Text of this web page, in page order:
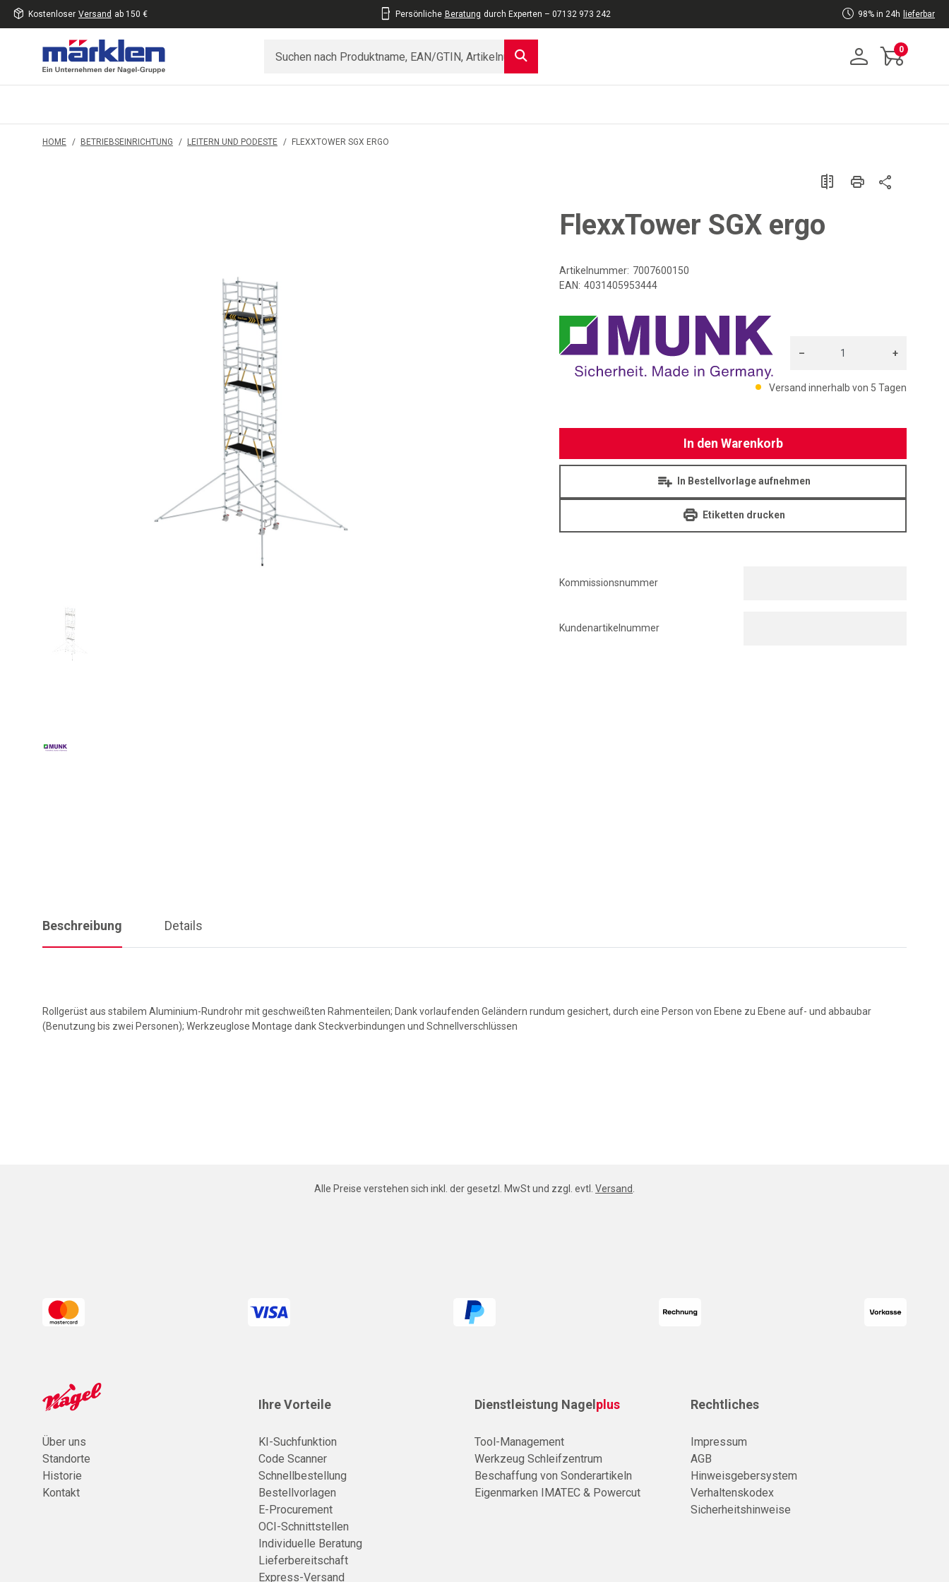
Kostenloser Versand ab 150 € Persönliche Beratung durch Experten – 07132 973 242 98% in 24h lieferbar
0
HOME / BETRIEBSEINRICHTUNG / LEITERN UND PODESTE / FLEXXTOWER SGX ERGO
FlexxTower SGX ergo
Artikelnummer: 7007600150
EAN: 4031405953444
Versand innerhalb von 5 Tagen
Kommissionsnummer
Kundenartikelnummer
– +
In den Warenkorb
In Bestellvorlage aufnehmen
Etiketten drucken
Beschreibung Details
Rollgerüst aus stabilem Aluminium-Rundrohr mit geschweißten Rahmenteilen; Dank vorlaufenden Geländern rundum gesichert, durch eine Person von Ebene zu Ebene auf- und abbaubar
(Benutzung bis zwei Personen); Werkzeuglose Montage dank Steckverbindungen und Schnellverschlüssen
Alle Preise verstehen sich inkl. der gesetzl. MwSt und zzgl. evtl. Versand
Über uns
Standorte
Historie
Kontakt
Ihre Vorteile
KI-Suchfunktion
Code Scanner
Schnellbestellung
Bestellvorlagen
E-Procurement
OCI-Schnittstellen
Individuelle Beratung
Lieferbereitschaft
Express-Versand
Dienstleistung Nagel plus
Tool-Management
Werkzeug Schleifzentrum
Beschaffung von Sonderartikeln
Eigenmarken IMATEC & Powercut
Rechtliches
Impressum
AGB
Hinweisgebersystem
Verhaltenskodex
Sicherheitshinweise